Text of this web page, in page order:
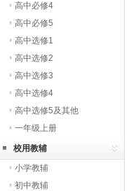
高中必修4
高中必修5
高中选修1
高中选修2
高中选修3
高中选修4
高中选修5及其他
一年级上册
校用教辅
小学教辅
初中教辅